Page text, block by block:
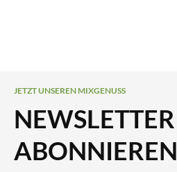
JETZT UNSEREN MIXGENUSS
NEWSLETTER
ABONNIEREN